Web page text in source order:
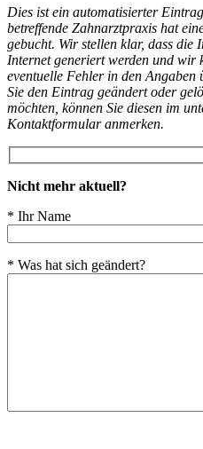
Dies ist ein automatisierter
betreffende Zahnarztpraxis hat
gebucht. Wir stellen klar, dass die
Internet generiert werden und wir
eventuelle Fehler in den Angaben
Sie den Eintrag geändert oder
möchten, können Sie diesen im
Kontaktformular anmerken.
Nicht mehr aktuell?
* Ihr Name
* Was hat sich geändert?